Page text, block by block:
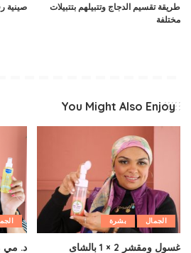
طريقة تقسيم الدجاج وتتبيلهم بتتبيلات
مختلفة
صينية
You Might Also Enjoy
الجمال بشرة
غسول ومقشر 2 × 1 بالشاى د. مي